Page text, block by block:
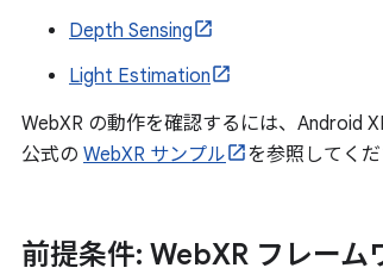
Depth Sensing
Light Estimation
WebXR の動作を確認するには、Android
公式の WebXR サンプル を参照してくだ
前提条件: WebXR フレーム